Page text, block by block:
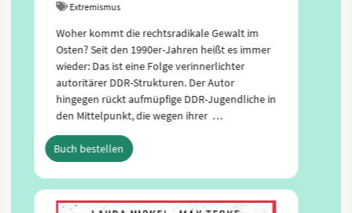
Extremismus
Woher kommt die rechtsradikale Gewalt im
Osten? Seit den 1990er-Jahren heißt es immer
wieder: Das ist eine Folge verinnerlichter
autoritärer DDR-Strukturen. Der Autor
hingegen rückt aufmüpfige DDR-Jugendliche in
den Mittelpunkt, die wegen ihrer …
Buch bestellen